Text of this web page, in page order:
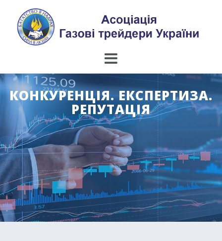
content
КОНКУРЕНЦІЯ. ЕКСПЕРТИЗА.
РЕПУТАЦІЯ